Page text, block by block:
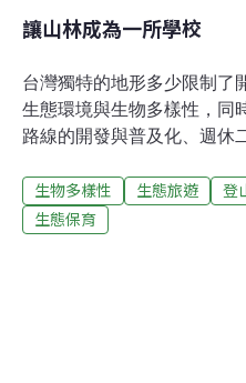
讓山林成為一所學校
台灣獨特的地形多少限制了
生態環境與生物多樣性，同
路線的開發與普及化、週休
蔚為興盛，當親近山林的遊
環境的衝擊，尤其是熱點景
生物多樣性 生態旅遊 登
生態保育